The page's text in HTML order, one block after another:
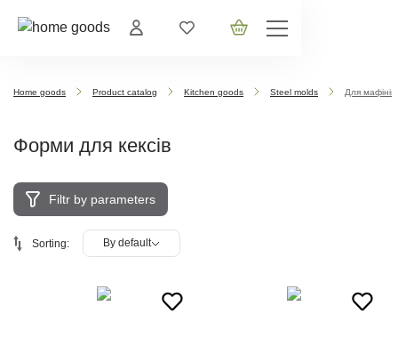
Home goods Product catalog Kitchen goods Steel molds Для мафінів
Форми для кексів
Filtr by parameters
Sorting: By default